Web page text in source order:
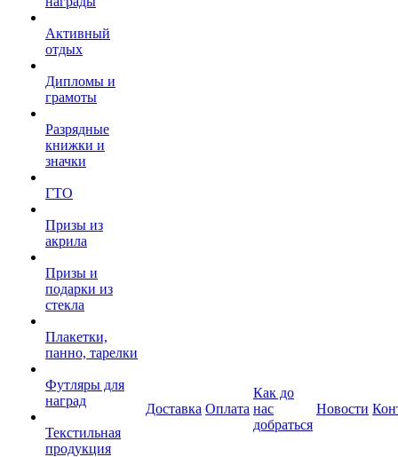
Активный
отдых
Дипломы и
грамоты
Разрядные
книжки и
значки
ГТО
Призы из
акрила
Призы и
подарки из
стекла
Плакетки,
панно, тарелки
Футляры для
наград
Текстильная
продукция
Доставка Оплата
Как до
нас
добраться
Новости